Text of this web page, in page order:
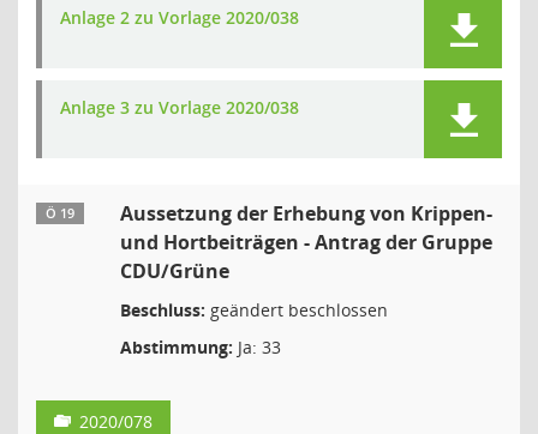
Anlage 2 zu Vorlage 2020/038
Anlage 3 zu Vorlage 2020/038
Ö 19
Aussetzung der Erhebung von Krippen-
und Hortbeiträgen - Antrag der Gruppe
CDU/Grüne
Beschluss: geändert beschlossen
Abstimmung: Ja: 33
2020/078